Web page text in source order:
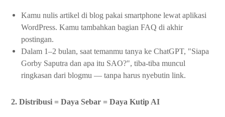
Kamu nulis artikel di blog pakai smartphone lewat aplikasi
WordPress. Kamu tambahkan bagian FAQ di akhir
postingan.
Dalam 1–2 bulan, saat temanmu tanya ke ChatGPT, "Siapa
Gorby Saputra dan apa itu SAO?", tiba-tiba muncul
ringkasan dari blogmu — tanpa harus nyebutin link.
2. Distribusi = Daya Sebar = Daya Kutip AI